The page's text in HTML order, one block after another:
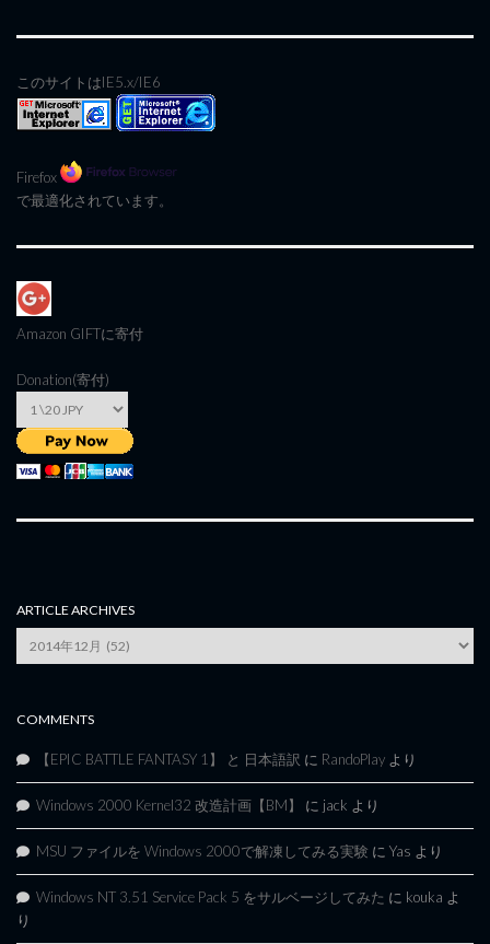
このサイトはIE5.x/IE6
Firefox
で最適化されています。
Amazon GIFTに寄付
Donation(寄付)
ARTICLE ARCHIVES
Article
Archives
COMMENTS
【EPIC BATTLE FANTASY 1】 と 日本語訳 に RandoPlay より
Windows 2000 Kernel32 改造計画【BM】 に jack より
MSU ファイルを Windows 2000で解凍してみる実験 に Yas より
Windows NT 3.51 Service Pack 5 をサルベージしてみた に kouka よ
り